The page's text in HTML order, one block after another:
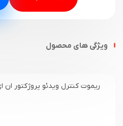
ویژگی های محصول
ریموت کنترل ویدئو پروژکتور ان